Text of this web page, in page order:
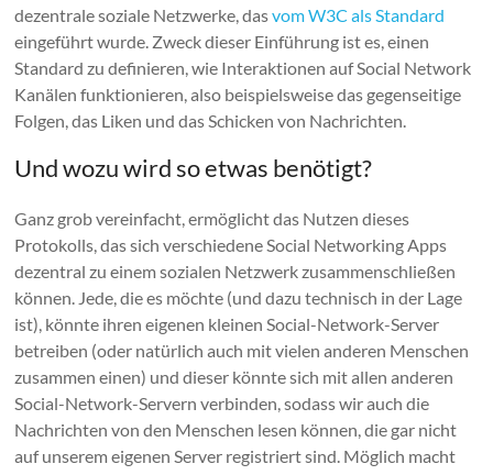
dezentrale soziale Netzwerke, dasvom W3C als Standard
eingeführt wurde. Zweck dieser Einführung ist es, einen
Standard zu definieren, wie Interaktionen auf Social Network
Kanälen funktionieren, also beispielsweise das gegenseitige
Folgen, das Liken und das Schicken von Nachrichten.
Und wozu wird so etwas benötigt?
Ganz grob vereinfacht, ermöglicht das Nutzen dieses
Protokolls, das sich verschiedene Social Networking Apps
dezentral zu einem sozialen Netzwerk zusammenschließen
können. Jede, die es möchte (und dazu technisch in der Lage
ist), könnte ihren eigenen kleinen Social-Network-Server
betreiben (oder natürlich auch mit vielen anderen Menschen
zusammen einen) und dieser könnte sich mit allen anderen
Social-Network-Servern verbinden, sodass wir auch die
Nachrichten von den Menschen lesen können, die gar nicht
auf unserem eigenen Server registriert sind. Möglich macht